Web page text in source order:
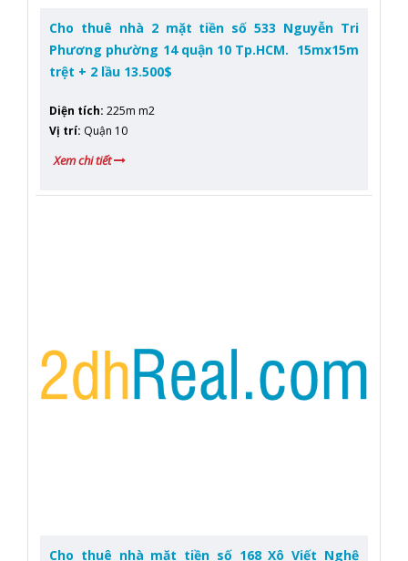
Cho thuê nhà 2 mặt tiền số 533 Nguyễn Tri
Phương phường 14 quận 10 Tp.HCM. 15mx15m
trệt + 2 lầu 13.500$
Diện tích: 225m m2
Vị trí: Quận 10
Xem chi tiết
Cho thuê nhà mặt tiền số 168 Xô Viết Nghệ